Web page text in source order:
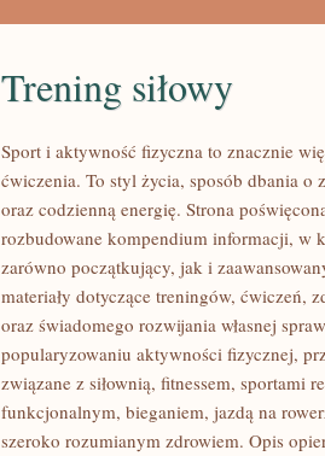
Trening siłowy
Sport i aktywność fizyczna to znacznie
ćwiczenia. To styl życia, sposób dbania o
oraz codzienną energię. Strona
rozbudowane kompendium informacji, w
zarówno początkujący, jak i
materiały dotyczące treningów, ćwiczeń,
oraz świadomego rozwijania własnej
popularyzowaniu aktywności fizycznej,
związane z siłownią, fitnessem, sportami
funkcjonalnym, bieganiem, jazdą na
szeroko rozumianym zdrowiem. Opis